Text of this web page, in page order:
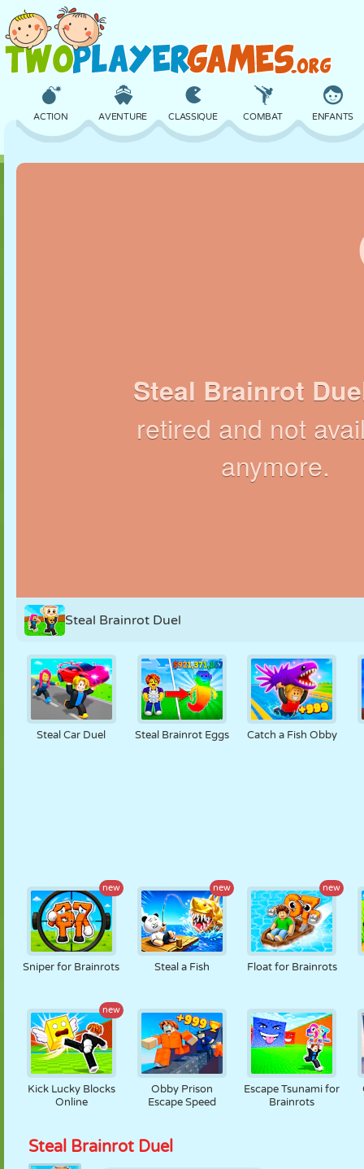
ACTION AVENTURE CLASSIQUE COMBAT ENFANTS
DINOSAURE
PUZZLE RÉACTION RÉTRO ROBOT
Steal Brainrot Duel
Steal Car Duel Steal Brainrot Eggs Catch a Fish Obby
new
Sniper for Brainrots
new
Steal a Fish
new
Float for Brainrots
new
Kick Lucky Blocks
Online
Obby Prison
Escape Speed
Escape Tsunami for
Brainrots
Steal Brainrot Duel